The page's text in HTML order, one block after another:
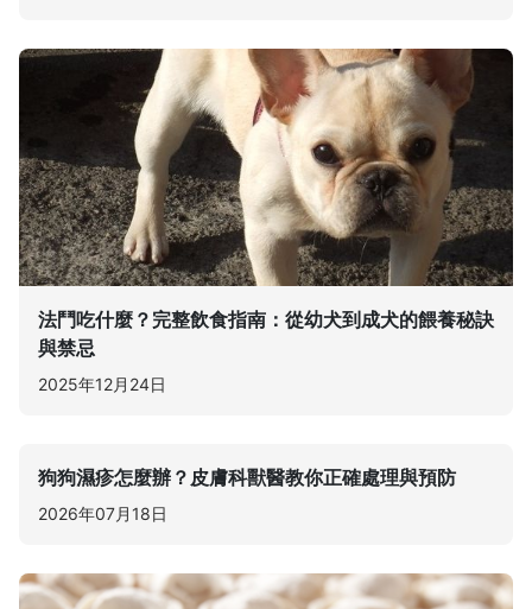
法鬥吃什麼？完整飲食指南：從幼犬到成犬的餵養秘訣
與禁忌
2025年12月24日
狗狗濕疹怎麼辦？皮膚科獸醫教你正確處理與預防
2026年07月18日